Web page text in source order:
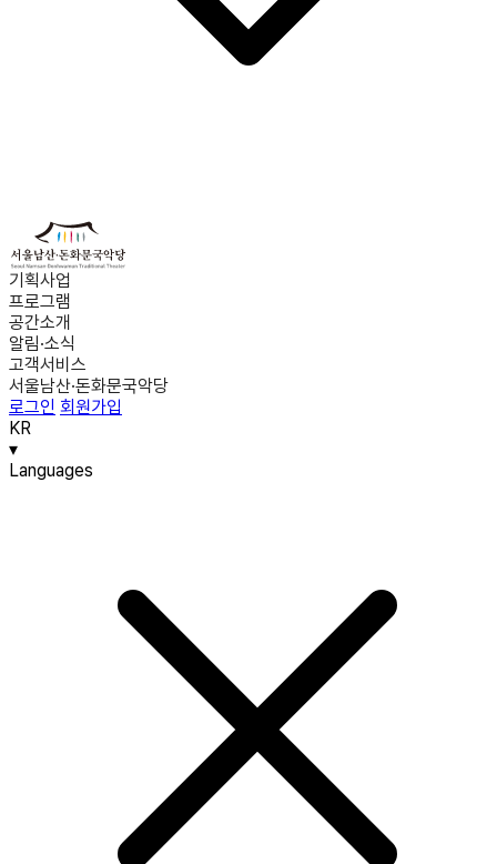
기획사업
프로그램
공간소개
알림·소식
고객서비스
서울남산·돈화문국악당
로그인 회원가입
KR
▾
Languages